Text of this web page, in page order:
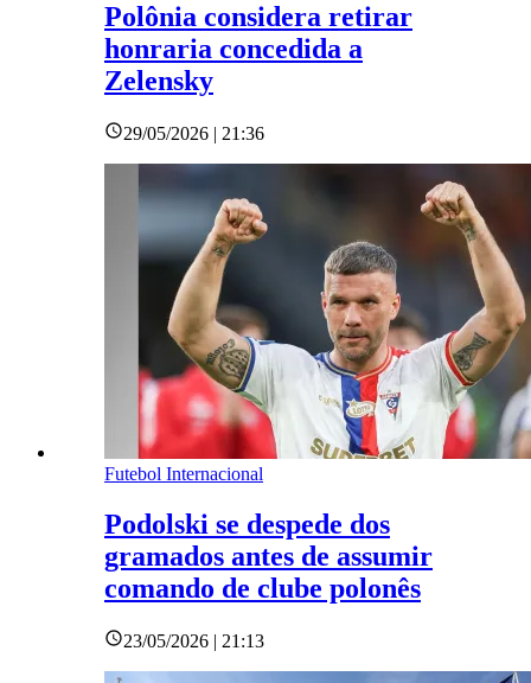
Polônia considera retirar
honraria concedida a
Zelensky
29/05/2026 | 21:36
Futebol Internacional
Podolski se despede dos
gramados antes de assumir
comando de clube polonês
23/05/2026 | 21:13